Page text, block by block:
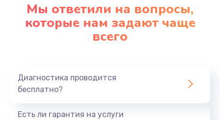
Мы ответили на вопросы,
которые нам задают чаще
всего
Диагностика проводится
бесплатно?
Есть ли гарантия на услуги